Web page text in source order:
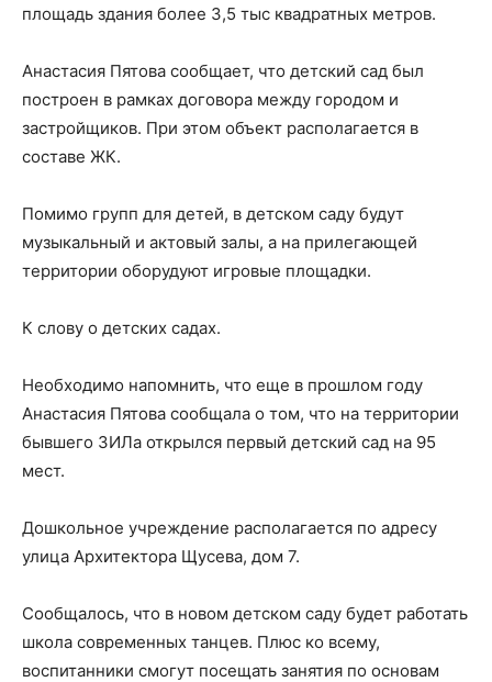
площадь здания более 3,5 тыс квадратных метров.
Анастасия Пятова сообщает, что детский сад был
построен в рамках договора между городом и
застройщиков. При этом объект располагается в
составе ЖК.
Помимо групп для детей, в детском саду будут
музыкальный и актовый залы, а на прилегающей
территории оборудуют игровые площадки.
К слову о детских садах.
Необходимо напомнить, что еще в прошлом году
Анастасия Пятова сообщала о том, что на территории
бывшего ЗИЛа открылся первый детский сад на 95
мест.
Дошкольное учреждение располагается по адресу
улица Архитектора Щусева, дом 7.
Сообщалось, что в новом детском саду будет работать
школа современных танцев. Плюс ко всему,
воспитанники смогут посещать занятия по основам